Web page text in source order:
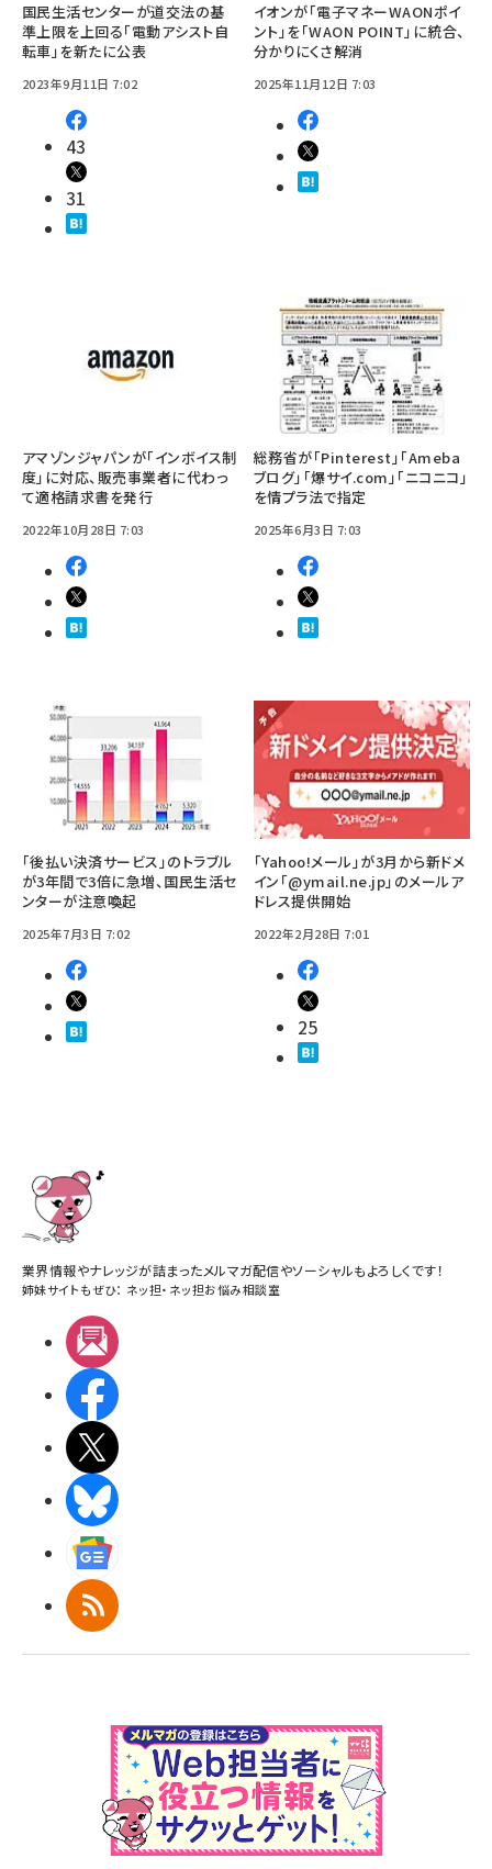
国民生活センターが道交法の基
準上限を上回る「電動アシスト自
転車」を新たに公表
2023年9月11日 7:02
43
31
イオンが「電子マネーWAONポイ
ント」を「WAON POINT」に統合、
分かりにくさ解消
2025年11月12日 7:03
アマゾンジャパンが「インボイス制
度」に対応、販売事業者に代わっ
て適格請求書を発行
2022年10月28日 7:03
総務省が「Pinterest」「Ameba
ブログ」「爆サイ.com」「ニコニコ」
を情プラ法で指定
2025年6月3日 7:03
「後払い決済サービス」のトラブル
が3年間で3倍に急増、国民生活セ
ンターが注意喚起
2025年7月3日 7:02
「Yahoo!メール」が3月から新ドメ
イン「@ymail.ne.jp」のメールア
ドレス提供開始
2022年2月28日 7:01
25
業界情報やナレッジが詰まったメルマガ配信やソーシャルもよろしくです！
姉妹サイトもぜひ： ネッ担・ ネッ担お悩み相談室
RSS